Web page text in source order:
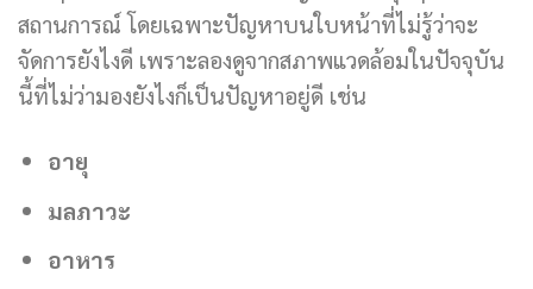
สถานการณ์ โดยเฉพาะปัญหาบนใบหน้าที่ไม่รู้ว่าจะ
จัดการยังไงดี เพราะลองดูจากสภาพแวดล้อมในปัจจุบัน
นี้ที่ไม่ว่ามองยังไงก็เป็นปัญหาอยู่ดี เช่น
อายุ
มลภาวะ
อาหาร